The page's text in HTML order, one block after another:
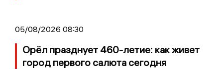
05/08/2026 08:30
Орёл празднует 460-летие: как живет
город первого салюта сегодня